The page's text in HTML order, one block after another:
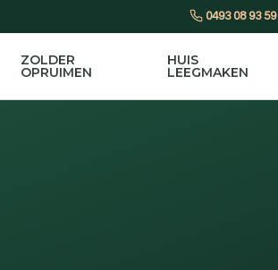
0493 08 93 59
ZOLDER
OPRUIMEN
HUIS
LEEGMAKEN